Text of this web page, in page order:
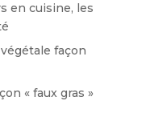
en cuisine, les
façon
« faux gras »